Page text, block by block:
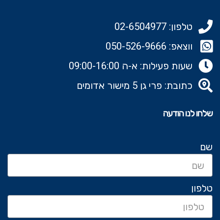
טלפון: 02-6504977
ווצאפ: 050-526-9666‬
שעות פעילות: א-ה 09:00-16:00
כתובת: פרי גן 5 מישור אדומים
שלחו לנו הודעה
שם
טלפון